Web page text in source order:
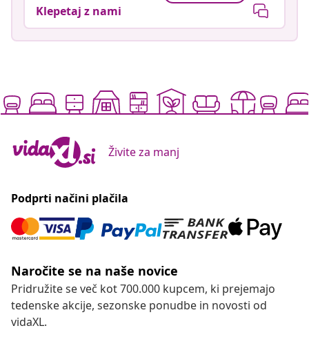
Klepetaj z nami
Živite za manj
Podprti načini plačila
Naročite se na naše novice
Pridružite se več kot 700.000 kupcem, ki prejemajo
tedenske akcije, sezonske ponudbe in novosti od
vidaXL.